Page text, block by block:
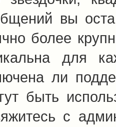
вы
более
для
ли
быть
с